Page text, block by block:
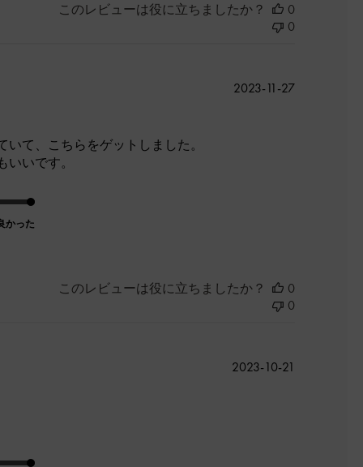
このレビューは役に立ちましたか？
0
0
て、こちらをゲットしました。
いです。
かった
公
2023-11-27
このレビューは役に立ちましたか？
0
0
2023-10-21